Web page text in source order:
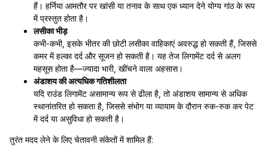
हैं। हर्निया आमतौर पर खांसी या तनाव के साथ एक ध्यान देने योग्य गांठ के रूप
में प्रस्तुत होता है।
लसीका भीड़
कभी-कभी, इसके भीतर की छोटी लसीका वाहिकाएं अवरुद्ध हो सकती हैं, जिससे
कमर में हल्का दर्द और सूजन हो सकती है। यह तेज लिगामेंट दर्द से अलग
महसूस होता है—ज्यादा भारी, खींचने वाला अहसास।
अंडाशय की अत्यधिक गतिशीलता
यदि राउंड लिगामेंट असामान्य रूप से ढीला है, तो अंडाशय सामान्य से अधिक
स्थानांतरित हो सकता है, जिससे संभोग या व्यायाम के दौरान रुक-रुक कर पेट
में दर्द या असुविधा हो सकती है।
तुरंत मदद लेने के लिए चेतावनी संकेतों में शामिल हैं: